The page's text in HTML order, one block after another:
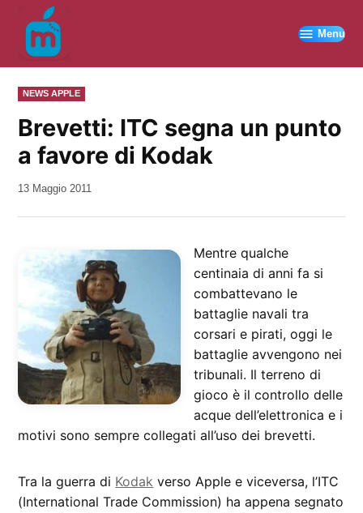
contenuto
Menu
PUBBLICATO
IN
NEWS APPLE
Brevetti: ITC segna un punto
a favore di Kodak
da
13 Maggio 2011
Mentre qualche
centinaia di anni fa si
combattevano le
battaglie navali tra
corsari e pirati, oggi le
battaglie avvengono nei
tribunali. Il terreno di
gioco è il controllo delle
acque dell’elettronica e i
motivi sono sempre collegati all’uso dei brevetti.
Tra la guerra di Kodak verso Apple e viceversa, l’ITC
(International Trade Commission) ha appena segnato